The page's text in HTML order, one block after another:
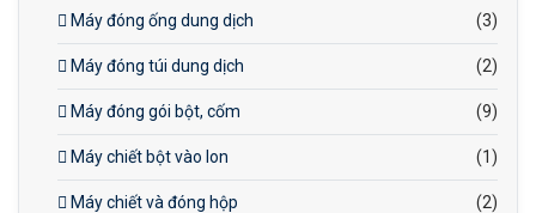
Máy đóng ống dung dịch (3)
Máy đóng túi dung dịch (2)
Máy đóng gói bột, cốm (9)
Máy chiết bột vào lon (1)
Máy chiết và đóng hộp (2)